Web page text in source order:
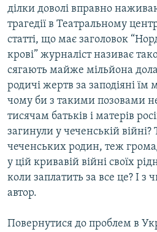
ділки доволі вправно
трагедії в Театральному
статті, що має заголовок
крові” журналіст називає
сягають майже мільйона
родичі жертв за заподіяні їм
чому би з такими позовами
тисячам батьків і матерів
загинули у чеченській
чеченських родин, теж
у цій кривавій війні своїх
коли заплатить за все це? І з
автор.
Повернутися до проблем в